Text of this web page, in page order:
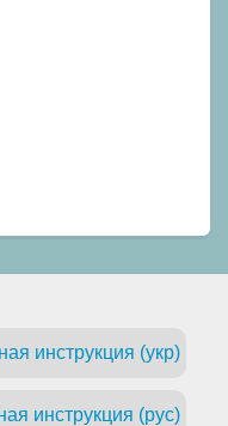
инструкция (укр)
инструкция (рус)